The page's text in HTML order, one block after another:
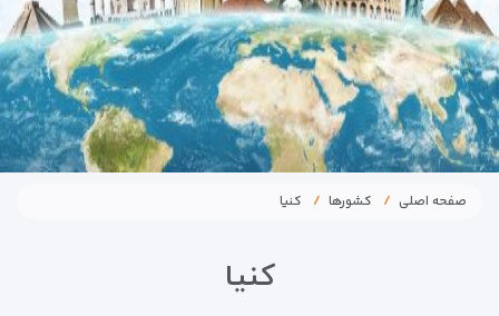
صفحه اصلی کشورها کنیا
کنیا